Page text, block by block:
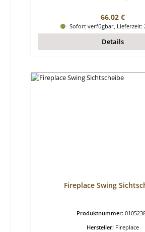
Regulärer
66,02 €
Sofort verfügbar, Lieferzeit:
Details
Fireplace Swing
Produktnummer:
Hersteller: Fireplace